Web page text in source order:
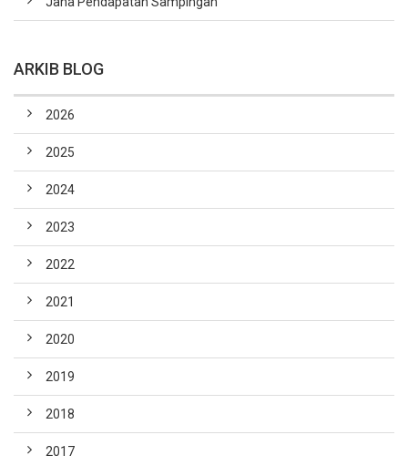
ARKIB BLOG
2026
2025
2024
2023
2022
2021
2020
2019
2018
2017